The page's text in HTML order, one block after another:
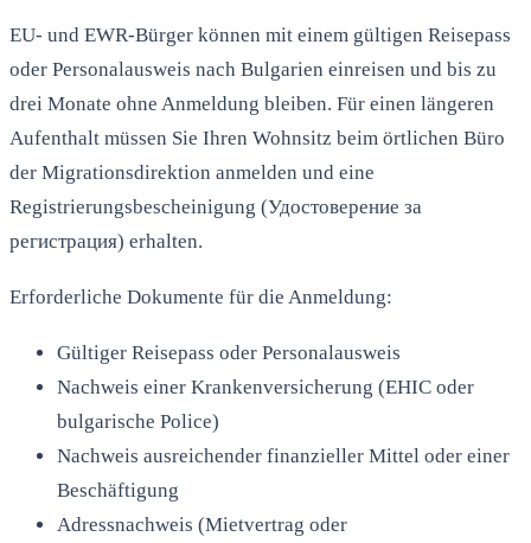
EU- und EWR-Bürger können mit einem gültigen Reisepass
oder Personalausweis nach Bulgarien einreisen und bis zu
drei Monate ohne Anmeldung bleiben. Für einen längeren
Aufenthalt müssen Sie Ihren Wohnsitz beim örtlichen Büro
der Migrationsdirektion anmelden und eine
Registrierungsbescheinigung (Удостоверение за
регистрация) erhalten.
Erforderliche Dokumente für die Anmeldung:
Gültiger Reisepass oder Personalausweis
Nachweis einer Krankenversicherung (EHIC oder
bulgarische Police)
Nachweis ausreichender finanzieller Mittel oder einer
Beschäftigung
Adressnachweis (Mietvertrag oder